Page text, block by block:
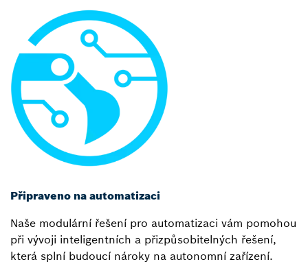
Připraveno na automatizaci
Naše modulární řešení pro automatizaci vám pomohou
při vývoji inteligentních a přizpůsobitelných řešení,
která splní budoucí nároky na autonomní zařízení.